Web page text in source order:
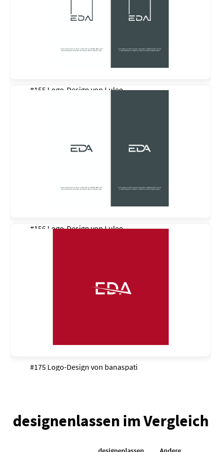
#155 Logo-Design von Luleo
#156 Logo-Design vonLuleo
#175 Logo-Design von banaspati
designenlassen im Vergleich